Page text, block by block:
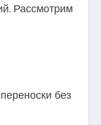
Рассмотрим
без